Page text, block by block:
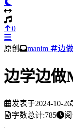
0
原创 manim 边
边学边做
发表于2024-10-26
字数总计:785